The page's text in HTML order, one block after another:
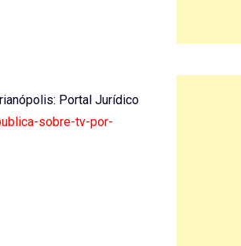
Portal Jurídico
sobre-tv-por-